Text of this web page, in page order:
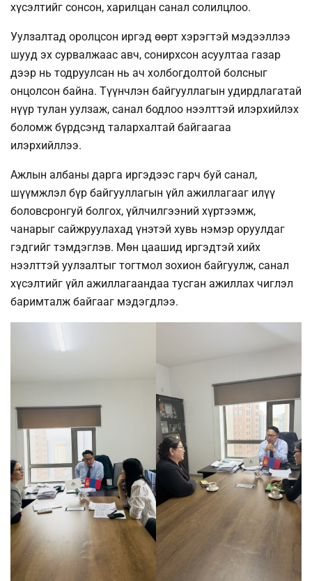
хүсэлтийг сонсон, харилцан санал солилцлоо.
Уулзалтад оролцсон иргэд өөрт хэрэгтэй мэдээллээ
шууд эх сурвалжаас авч, сонирхсон асуултаа газар
дээр нь тодруулсан нь ач холбогдолтой болсныг
онцолсон байна. Түүнчлэн байгууллагын удирдлагатай
нүүр тулан уулзаж, санал бодлоо нээлттэй илэрхийлэх
боломж бүрдсэнд талархалтай байгаагаа
илэрхийллээ.
Ажлын албаны дарга иргэдээс гарч буй санал,
шүүмжлэл бүр байгууллагын үйл ажиллагааг илүү
боловсронгуй болгох, үйлчилгээний хүртээмж,
чанарыг сайжруулахад үнэтэй хувь нэмэр оруулдаг
гэдгийг тэмдэглэв. Мөн цаашид иргэдтэй хийх
нээлттэй уулзалтыг тогтмол зохион байгуулж, санал
хүсэлтийг үйл ажиллагаандаа тусган ажиллах чиглэл
баримталж байгааг мэдэгдлээ.